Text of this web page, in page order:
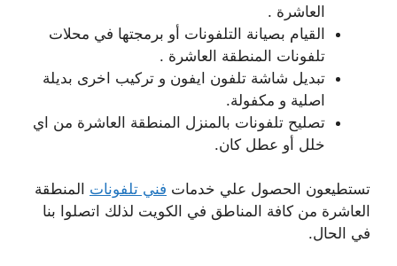
العاشرة .
القيام بصيانة التلفونات أو برمجتها في محلات
تلفونات المنطقة العاشرة .
تبديل شاشة تلفون ايفون و تركيب اخرى بديلة
اصلية و مكفولة.
تصليح تلفونات بالمنزل المنطقة العاشرة من اي
خلل أو عطل كان.
تستطيعون الحصول علي خدمات فني تلفونات المنطقة
العاشرة من كافة المناطق في الكويت لذلك اتصلوا بنا
في الحال.